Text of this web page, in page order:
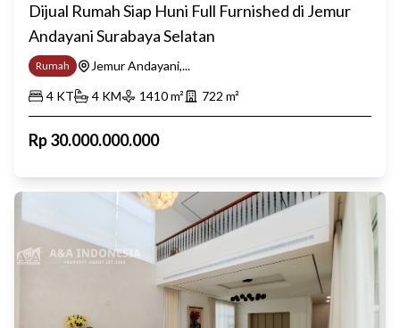
Dijual Rumah Siap Huni Full Furnished di Jemur
Andayani Surabaya Selatan
Rumah
Jemur Andayani,...
4 KT 4 KM 1410m² 722 m²
Rp30.000.000.000